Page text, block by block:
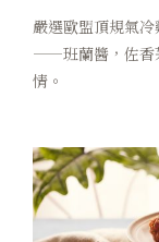
嚴選歐盟頂規氣
——班蘭醬，佐香
情。